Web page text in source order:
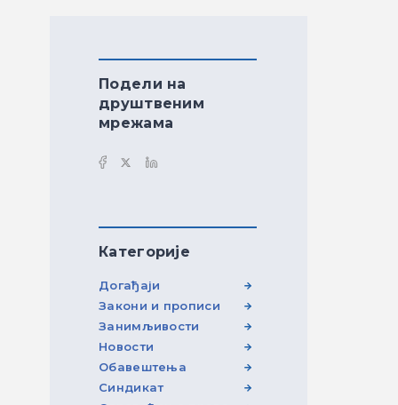
Подели на
друштвеним
мрежама
Категорије
Догађаји
Закони и прописи
Занимљивости
Новости
Обавештења
Синдикат